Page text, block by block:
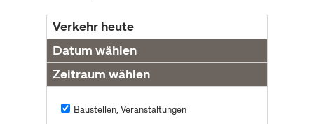
Verkehr heute
Datum wählen
Zeitraum wählen
Baustellen, Veranstaltungen